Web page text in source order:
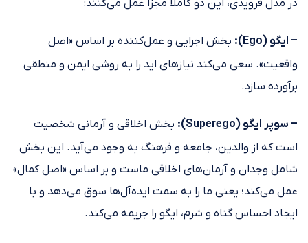
در مدل فرویدی، این دو کاملاً مجزا عمل می‌کنند:
– ایگو (Ego):
بخش اجرایی و عمل‌کننده بر اساس «اصل
واقعیت». سعی می‌کند نیازهای اید را به روشی ایمن و منطقی
برآورده سازد.
– سوپر ایگو (Superego):
بخش اخلاقی و آرمانی شخصیت
است که از والدین، جامعه و فرهنگ به وجود می‌آید. این بخش
شامل وجدان و آرمان‌های اخلاقی ماست و بر اساس «اصل کمال»
عمل می‌کند؛ یعنی ما را به سمت ایده‌آل‌ها سوق می‌دهد و با
ایجاد احساس گناه و شرم، ایگو را جریمه می‌کند.